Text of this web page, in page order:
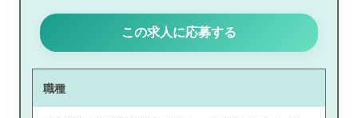
この求人に応募する
職種